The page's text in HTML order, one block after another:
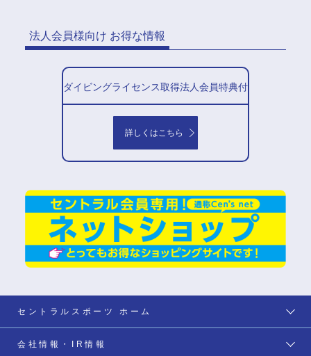
法人会員様向け お得な情報
ダイビングライセンス取得法人会員特典付
詳しくはこちら
セントラルスポーツ ホーム
会社情報・IR情報